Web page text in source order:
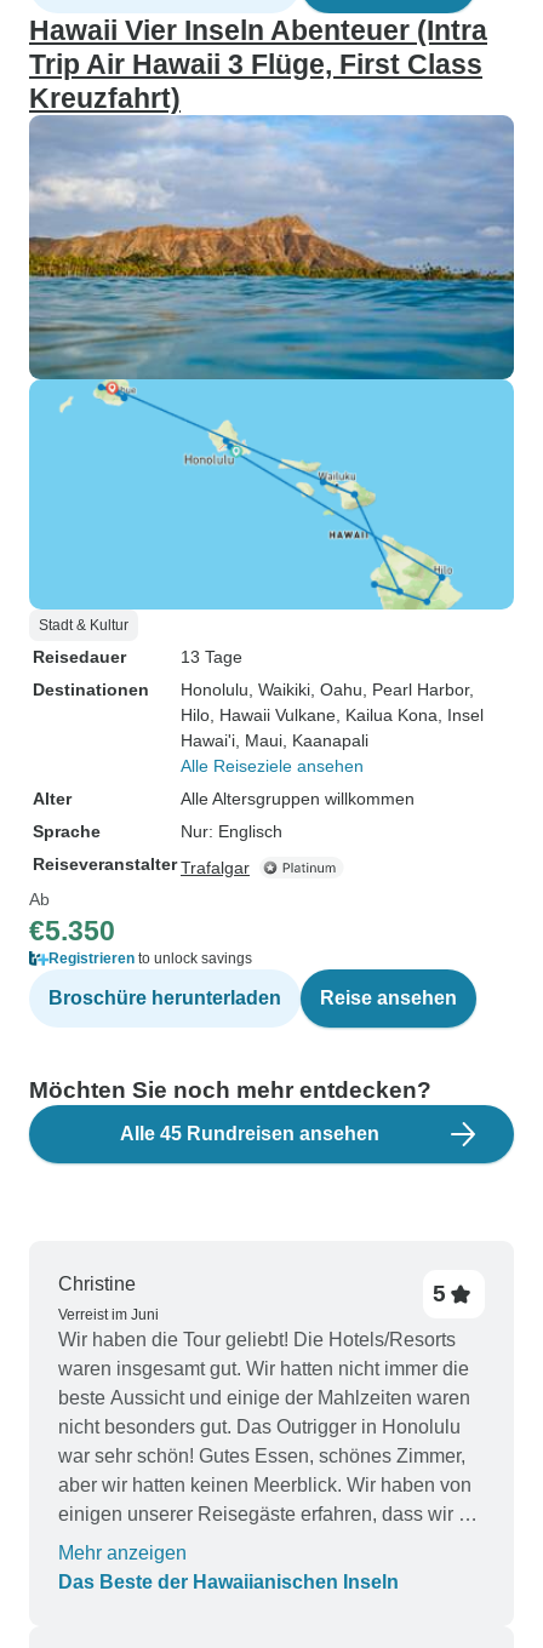
Hawaii Vier Inseln Abenteuer (Intra
Trip Air Hawaii 3 Flüge, First Class
Kreuzfahrt)
Stadt & Kultur
Reisedauer
13 Tage
Destinationen
Honolulu , Waikiki , Oahu , Pearl Harbor,
Hilo , Hawaii Vulkane , Kailua Kona , Insel
Hawai'i , Maui , Kaanapali
Alle Reiseziele ansehen
Alter
Alle Altersgruppen willkommen
Sprache
Nur: Englisch
ReiseveranstalterTrafalgar
Ab
€5.350
Registrieren to unlock savings
Broschüre herunterladen Reise ansehen
Möchten Sie noch mehr entdecken?
Alle 45 Rundreisen ansehen
Christine
Verreist im Juni
5
Wir haben die Tour geliebt! Die Hotels/Resorts
waren insgesamt gut. Wir hatten nicht immer die
beste Aussicht und einige der Mahlzeiten waren
nicht besonders gut. Das Outrigger in Honolulu
war sehr schön! Gutes Essen, schönes Zimmer,
aber wir hatten keinen Meerblick. Wir haben von
einigen unserer Reisegäste erfahren, dass wir ein
Upgrade auf einen Meerblick hätten bekommen
können. Wir wurden nie darüber informiert! Pearl
Mehr anzeigen
Das Beste der Hawaiianischen Inseln